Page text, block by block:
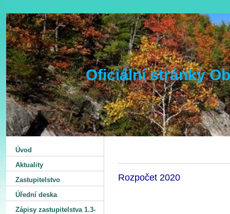
Oficiální stránky
Rozpočet 2020
Úvod
Aktuality
Zastupitelstvo
Úřední deska
Zápisy zastupitelstva 1.3-